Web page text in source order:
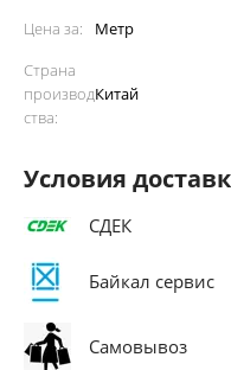
Цена за:
Метр
Страна
производ
ства:
Китай
Условия
СДЕК
Байкал сервис
Самовывоз